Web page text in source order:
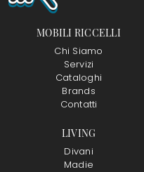
MOBILI RICCELLI
Chi Siamo
Servizi
Cataloghi
Brands
Contatti
LIVING
Divani
Madie